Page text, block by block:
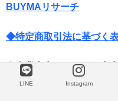
BUYMAリサーチ
◆特定商取引法に基づく
◆事業内容（サービス内
LINE Instagram